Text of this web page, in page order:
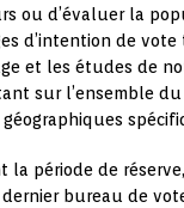
ou d’évaluer la
d’intention de vote
et les études de
sur l’ensemble
la période de
bureau de